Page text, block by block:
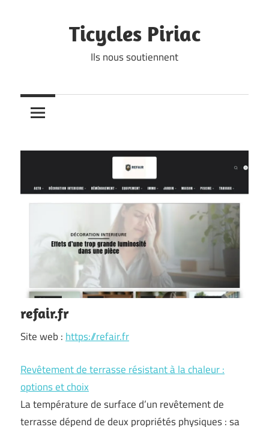
Ticycles Piriac
Ils nous soutiennent
refair.fr
Site web : https://refair.fr
Revêtement de terrasse résistant à la chaleur :
options et choix
La température de surface d’un revêtement de
terrasse dépend de deux propriétés physiques : sa